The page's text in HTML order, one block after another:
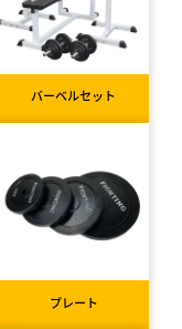
バーベルセット
プレート